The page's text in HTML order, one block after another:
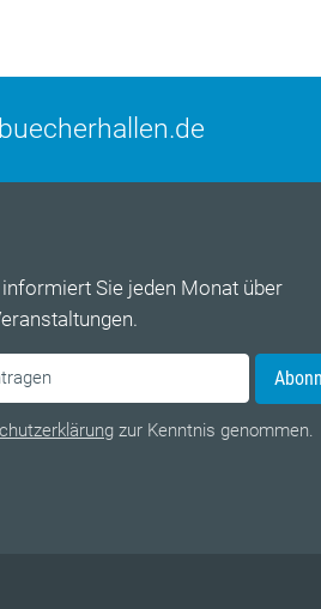
informiert Sie jeden Monat über
zur Kenntnis genommen.